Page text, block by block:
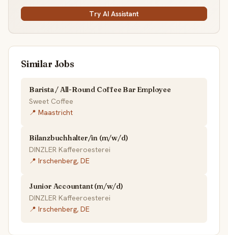
Try AI Assistant
Similar Jobs
Barista / All-Round Coffee Bar Employee
Sweet Coffee
📍 Maastricht
Bilanzbuchhalter/in (m/w/d)
DINZLER Kaffeeroesterei
📍 Irschenberg, DE
Junior Accountant (m/w/d)
DINZLER Kaffeeroesterei
📍 Irschenberg, DE